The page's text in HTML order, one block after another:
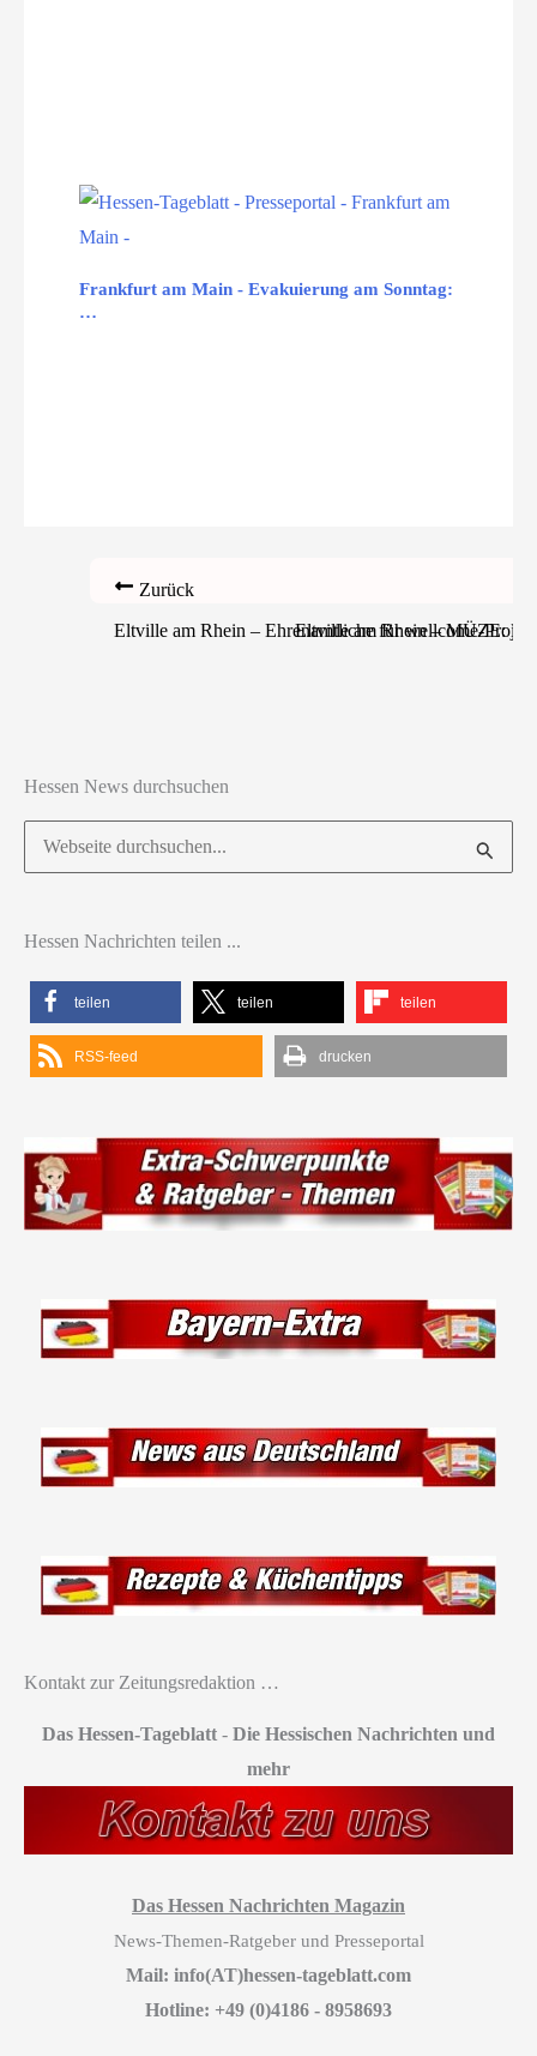
Frankfurt am Main - Evakuierung am Sonntag:
…
Zurück
Eltville am Rhein – Ehrenamtliche für wellcome-
Eltville am Rhein – MÜZE:
Hessen News durchsuchen
Suchen
nach:
Hessen Nachrichten teilen ...
teilen teilen teilen
RSS-feed drucken
Kontakt zur Zeitungsredaktion …
Das Hessen-Tageblatt - Die Hessischen Nachrichten und
mehr
Das Hessen Nachrichten Magazin
News-Themen-Ratgeber und Presseportal
Mail: info(AT)hessen-tageblatt.com
Hotline: +49 (0)4186 - 8958693